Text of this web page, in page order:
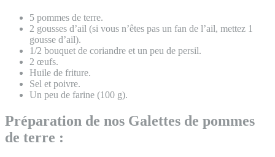
5 pommes de terre.
2 gousses d’ail (si vous n’êtes pas un fan de l’ail, mettez 1
gousse d’ail).
1/2 bouquet de coriandre et un peu de persil.
2 œufs.
Huile de friture.
Sel et poivre.
Un peu de farine (100 g).
Préparation de nos Galettes de pommes
de terre :